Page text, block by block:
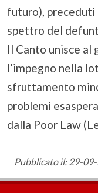
futuro), preceduti
spettro del
Il Canto unisce
l’impegno nella
sfruttamento
problemi
dalla Poor Law
Pubblicato il: 29-